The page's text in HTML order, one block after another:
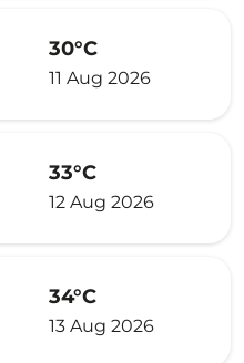
30°C
11 Aug 2026
33°C
12 Aug 2026
34°C
13 Aug 2026